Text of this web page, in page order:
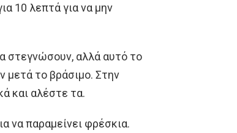
10 λεπτά για να μην
στεγνώσουν, αλλά αυτό το
μετά το βράσιμο. Στην
και αλέστε τα.
να παραμείνει φρέσκια.